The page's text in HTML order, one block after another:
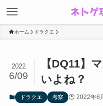
ホーム ドラクエ
【DQ11】
いよね？
2022
6/09
ドラクエ 考察 2022年6